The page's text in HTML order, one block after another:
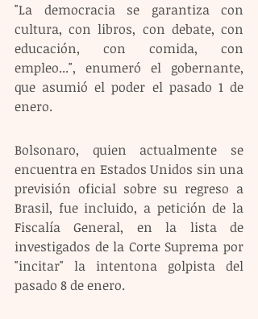
"La democracia se garantiza con
cultura, con libros, con debate, con
educación, con comida, con
empleo...", enumeró el gobernante,
que asumió el poder el pasado 1 de
enero.
Bolsonaro, quien actualmente se
encuentra en Estados Unidos sin una
previsión oficial sobre su regreso a
Brasil, fue incluido, a petición de la
Fiscalía General, en la lista de
investigados de la Corte Suprema por
"incitar" la intentona golpista del
pasado 8 de enero.